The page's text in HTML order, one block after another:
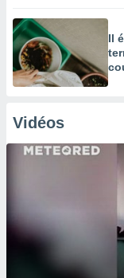
Il
Vidéos